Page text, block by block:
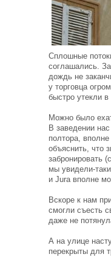
Сплошные
соглашались.
дождь не
у торговца
быстро утекли
Можно было
В заведении
полтора,
объяснить, что
забронировать
мы увидели-
и Jura вполне
Вскоре к нам
смогли съесть
даже не
А на улице
перекрыты для